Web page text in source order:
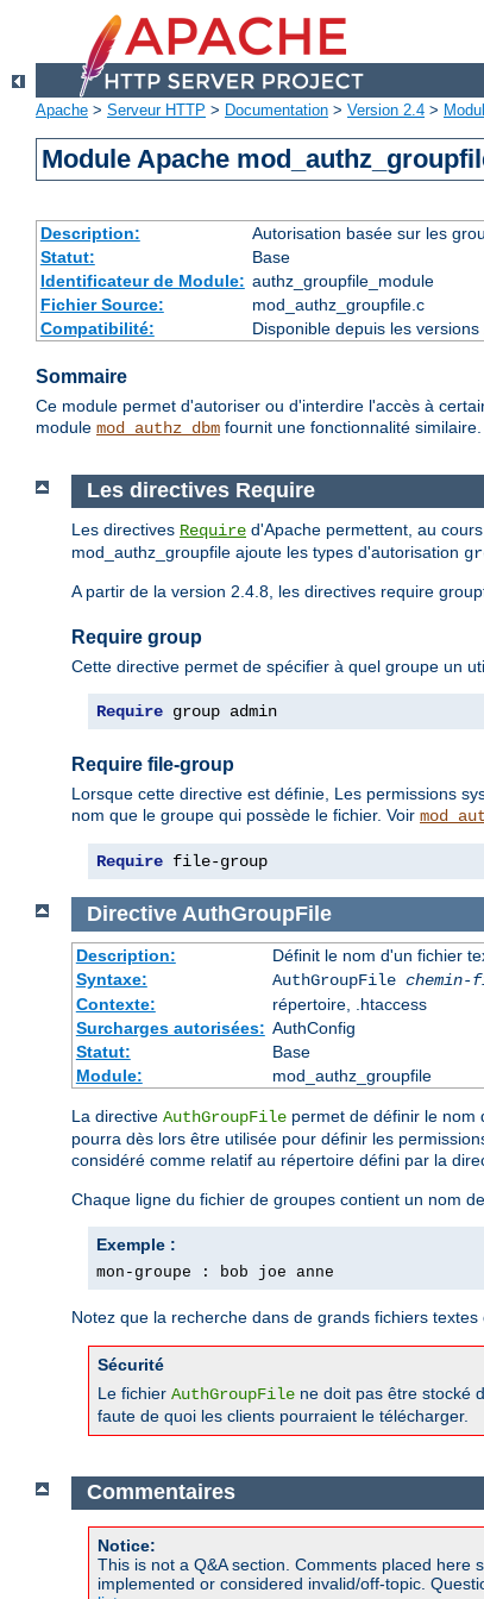
Apache > Serveur HTTP > Documentation > Version 2.4 >
Module Apache
Description:
Autorisation basée sur les
Statut:
Base
Identificateur de Module: authz_groupfile_module
Fichier Source:
mod_authz_groupfile.c
Compatibilité:
Disponible depuis les
Sommaire
Ce module permet d'autoriser ou d'interdire l'accès à
module mod_authz_dbm fournit une fonctionnalité similaire.
Les directives Require
Les directives Require d'Apache permettent, au
mod_authz_groupfile ajoute les types d'autorisation
A partir de la version 2.4.8, les directives require
Require group
Cette directive permet de spécifier à quel groupe un
Require group admin
Require file-group
Lorsque cette directive est définie, Les permissions
nom que le groupe qui possède le fichier. Voir
Require file-group
Directive AuthGroupFile
Description:
Définit le nom d'un fichier
Syntaxe:
AuthGroupFile
Contexte:
répertoire, .htaccess
Surcharges autorisées: AuthConfig
Statut:
Base
Module:
mod_authz_groupfile
La directive AuthGroupFile permet de définir le nom
pourra dès lors être utilisée pour définir les
considéré comme relatif au répertoire défini par la
Chaque ligne du fichier de groupes contient un nom
Exemple :
mon-groupe : bob joe anne
Notez que la recherche dans de grands fichiers textes
Sécurité
Le fichier AuthGroupFile ne doit pas être stocké
faute de quoi les clients pourraient le télécharger.
Commentaires
Notice:
This is not a Q&A section. Comments placed
implemented or considered invalid/off-topic.